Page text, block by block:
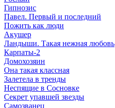
Гипнозис
Павел. Первый и последний
Пожить как люди
Акушер
Ландыши. Такая нежная любовь
Карпаты-2
Домохозяин
Она такая классная
Залетела в тренды
Неспящие в Сосновке
Секрет упавшей звезды
Самозванец